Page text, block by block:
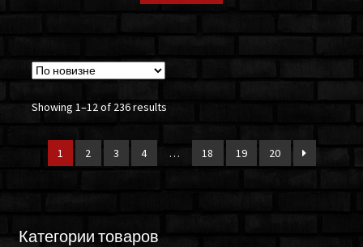
Showing 1–12 of 236 results
1 2 3 4 … 18 19 20
Категории товаров